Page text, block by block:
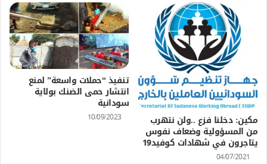
مكين: دخلنا فزع ..ولن نتهرب
من المسؤولية وضعاف نفوس
يتاجرون في شهادات كوفيد19
04/07/2021
تنفيذ “حملات واسعة” لمنع
انتشار حمى الضنك بولاية
سودانية
10/09/2023